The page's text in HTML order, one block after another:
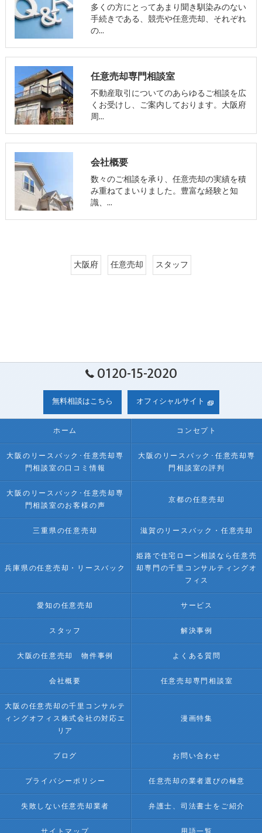
多くの方にとってあまり聞き馴染みのない
手続きである、競売や任意売却、それぞれ
の…
任意売却専門相談室
不動産取引についてのあらゆるご相談を広
くお受けし、ご案内しております。大阪府
周…
会社概要
数々のご相談を承り、任意売却の実績を積
み重ねてまいりました。豊富な経験と知
識、…
大阪府 任意売却 スタッフ
0120-15-2020
無料相談はこちら オフィシャルサイト
ホーム コンセプト
大阪のリースバック･任意売却専
門相談室の口コミ情報
大阪のリースバック･任意売却専
門相談室の評判
大阪のリースバック･任意売却専
門相談室のお客様の声
京都の任意売却
三重県の任意売却 滋賀のリースバック・任意売却
兵庫県の任意売却・リースバック
姫路で住宅ローン相談なら任意売
却専門の千里コンサルティングオ
フィス
愛知の任意売却 サービス
スタッフ 解決事例
大阪の任意売却 物件事例 よくある質問
会社概要 任意売却専門相談室
大阪の任意売却の千里コンサルテ
ィングオフィス株式会社の対応エ
リア
漫画特集
ブログ お問い合わせ
プライバシーポリシー 任意売却の業者選びの極意
失敗しない任意売却業者 弁護士、司法書士をご紹介